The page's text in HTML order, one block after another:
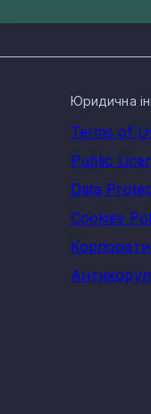
Юридична
Terms of
Public
Data
Cookies